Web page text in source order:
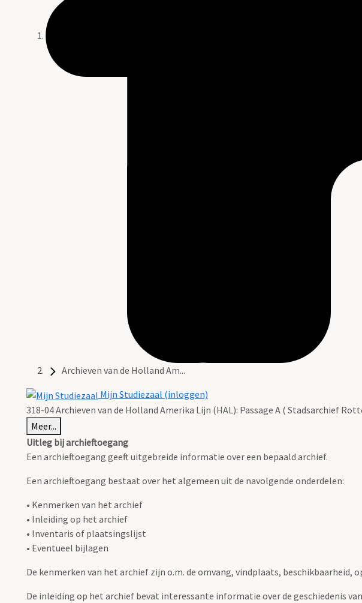
Archieven van de Holland Am...
Mijn Studiezaal (inloggen)
318-04 Archieven van de Holland Amerika Lijn (HAL): Passage A ( Stadsarchief
Meer...
Uitleg bij archieftoegang
Een archieftoegang geeft uitgebreide informatie over een bepaald archief.
Een archieftoegang bestaat over het algemeen uit de navolgende onderdelen:
• Kenmerken van het archief
• Inleiding op het archief
• Inventaris of plaatsingslijst
• Eventueel bijlagen
De kenmerken van het archief zijn o.m. de omvang, vindplaats, beschikbaarheid,
De inleiding op het archief bevat interessante informatie over de geschiedenis